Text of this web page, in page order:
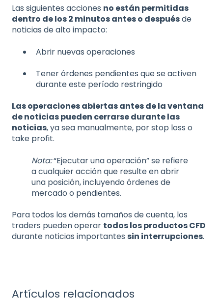
Las siguientes acciones no están permitidas
dentro de los 2 minutos antes o despuésde
noticias de alto impacto:
Abrir nuevas operaciones
Tener órdenes pendientes que se activen
durante este período restringido
Las operaciones abiertas antes de la ventana
de noticias pueden cerrarse durante las
noticias, ya sea manualmente, por stop loss o
take profit.
Nota:“Ejecutar una operación” se refiere
a cualquier acción que resulte en abrir
una posición, incluyendo órdenes de
mercado o pendientes.
Para todos los demás tamaños de cuenta, los
traders pueden operar todos los productos CFD
durante noticias importantes sin interrupciones.
Artículos relacionados